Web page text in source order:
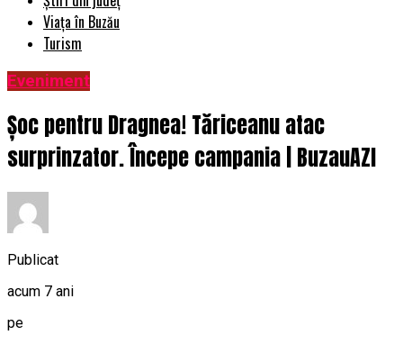
Viața în Buzău
Turism
Eveniment
Șoc pentru Dragnea! Tăriceanu atac
surprinzator. Începe campania | BuzauAZI
Publicat
acum 7 ani
pe